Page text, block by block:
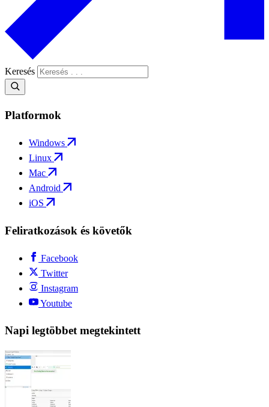
Keresés
Platformok
Windows
Linux
Mac
Android
iOS
Feliratkozások és követők
Facebook
Twitter
Instagram
Youtube
Napi legtöbbet megtekintett